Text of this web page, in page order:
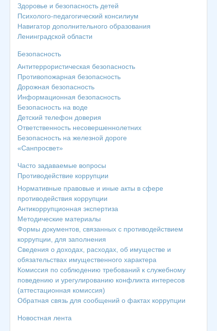
Здоровье и безопасность детей
Психолого-педагогический консилиум
Навигатор дополнительного образования
Ленинградской области
Безопасность
Антитеррористическая безопасность
Противопожарная безопасность
Дорожная безопасность
Информационная безопасность
Безопасность на воде
Детский телефон доверия
Ответственность несовершеннолетних
Безопасность на железной дороге
«Санпросвет»
Часто задаваемые вопросы
Противодействие коррупции
Нормативные правовые и иные акты в сфере
противодействия коррупции
Антикоррупционная экспертиза
Методические материалы
Формы документов, связанных с противодействием
коррупции, для заполнения
Сведения о доходах, расходах, об имуществе и
обязательствах имущественного характера
Комиссия по соблюдению требований к служебному
поведению и урегулированию конфликта интересов
(аттестационная комиссия)
Обратная связь для сообщений о фактах коррупции
Новостная лента